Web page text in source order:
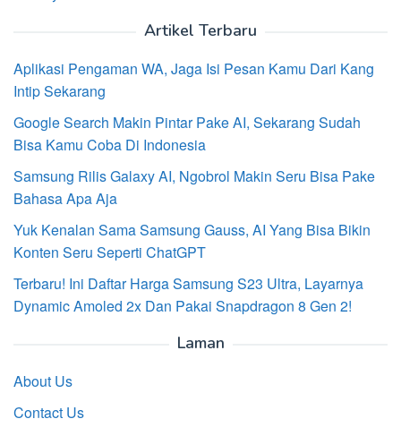
Artikel Terbaru
Aplikasi Pengaman WA, Jaga Isi Pesan Kamu Dari Kang
Intip Sekarang
Google Search Makin Pintar Pake AI, Sekarang Sudah
Bisa Kamu Coba Di Indonesia
Samsung Rilis Galaxy AI, Ngobrol Makin Seru Bisa Pake
Bahasa Apa Aja
Yuk Kenalan Sama Samsung Gauss, AI Yang Bisa Bikin
Konten Seru Seperti ChatGPT
Terbaru! Ini Daftar Harga Samsung S23 Ultra, Layarnya
Dynamic Amoled 2x Dan Pakai Snapdragon 8 Gen 2!
Laman
About Us
Contact Us